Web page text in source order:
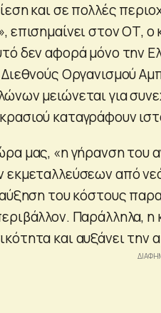
και σε πολλές
επισημαίνει στον ΟΤ,
δεν αφορά μόνο την
Οργανισμού
μειώνεται για
καταγράφουν
μας, «η γήρανση του
εκμεταλλεύσεων από
του κόστους
Παράλληλα, η
και αυξάνει την